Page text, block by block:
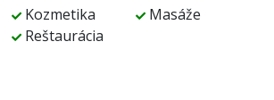
Kozmetika
Masáže
Reštaurácia